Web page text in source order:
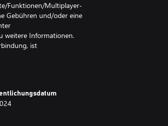
Funktionen/Multiplayer-
Gebühren und/oder eine
weitere Informationen.
ist
und möglicherweise
Der Nutzer